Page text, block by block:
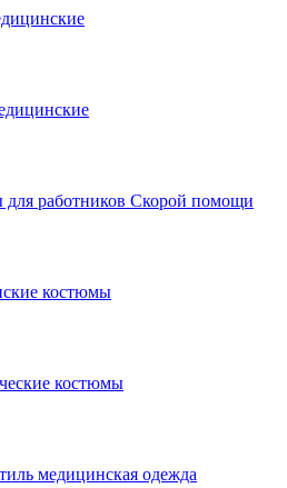
работников Скорой помощи
костюмы
костюмы
медицинская одежда